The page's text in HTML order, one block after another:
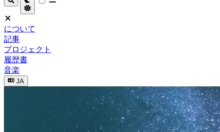
について
記事
プロジェクト
履歴書
音楽
JA